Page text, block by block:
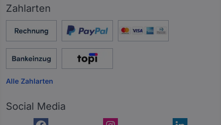
Zahlarten
Alle Zahlarten
Social Media